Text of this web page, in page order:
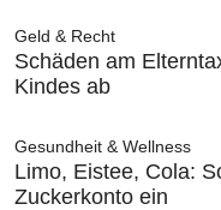
Geld & Recht
Schäden am
Kindes ab
Gesundheit & Wellness
Limo, Eistee, Cola:
Zuckerkonto ein